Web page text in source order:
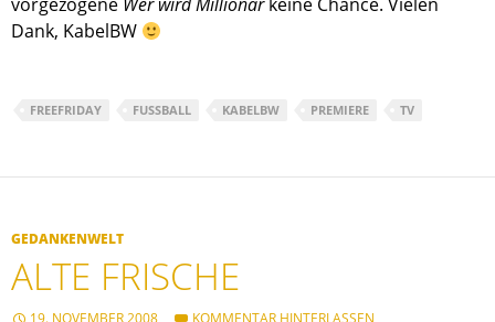
Dank, KabelBW
FREEFRIDAY FUSSBALL KABELBW PREMIERE TV
GEDANKENWELT
ALTE FRISCHE